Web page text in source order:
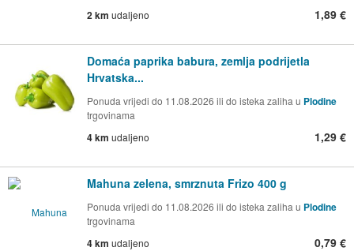
2 km udaljeno 1,89 €
Domaća paprika babura, zemlja podrijetla
Hrvatska...
Ponuda vrijedi do 11.08.2026 ili do isteka zaliha u Plodine
trgovinama
4 km udaljeno 1,29 €
Mahuna zelena, smrznuta Frizo 400 g
Ponuda vrijedi do 11.08.2026 ili do isteka zaliha u Plodine
trgovinama
4 km udaljeno 0,79 €